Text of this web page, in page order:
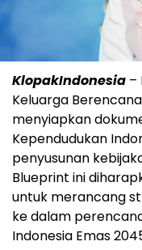
KlopakIndonesia –
Keluarga
menyiapkan
Kependudukan
penyusunan
Blueprint ini
untuk merancang
ke dalam
Indonesia Emas